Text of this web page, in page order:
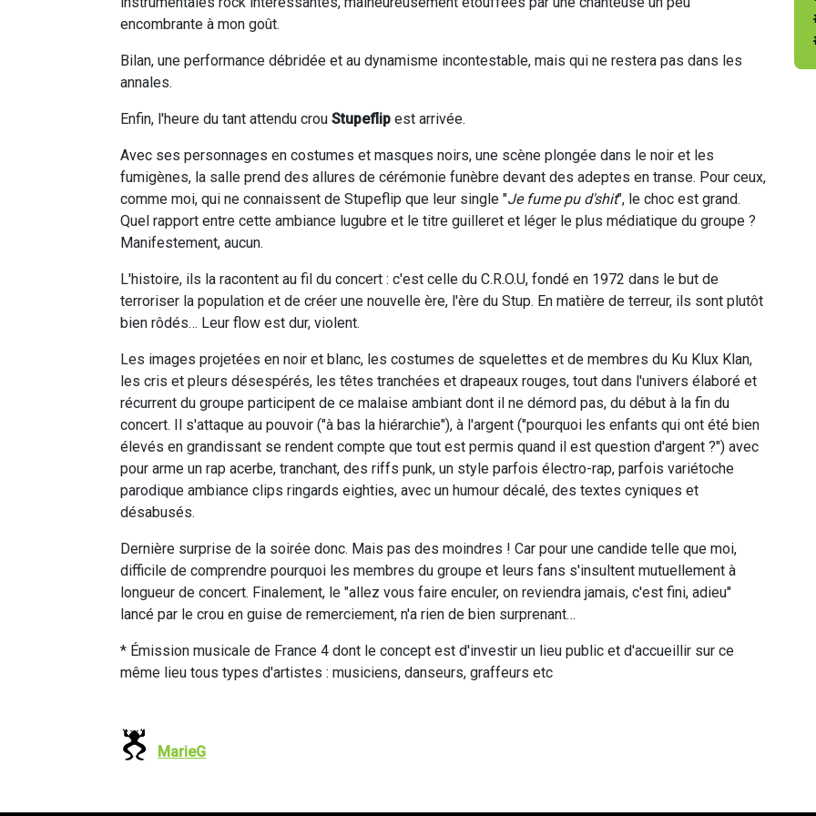
encombrante à mon goût.
Bilan, une performance débridée et au dynamisme incontestable, mais qui ne restera pas dans les
annales.
Enfin, l'heure du tant attendu crou Stupeflip est arrivée.
Avec ses personnages en costumes et masques noirs, une scène plongée dans le noir et les
fumigènes, la salle prend des allures de cérémonie funèbre devant des adeptes en transe. Pour ceux,
comme moi, qui ne connaissent de Stupeflip que leur single "Je fume pu d'shit", le choc est grand.
Quel rapport entre cette ambiance lugubre et le titre guilleret et léger le plus médiatique du groupe ?
Manifestement, aucun.
L'histoire, ils la racontent au fil du concert : c'est celle du C.R.O.U, fondé en 1972 dans le but de
terroriser la population et de créer une nouvelle ère, l'ère du Stup. En matière de terreur, ils sont plutôt
bien rôdés… Leur flow est dur, violent.
Les images projetées en noir et blanc, les costumes de squelettes et de membres du Ku Klux Klan,
les cris et pleurs désespérés, les têtes tranchées et drapeaux rouges, tout dans l'univers élaboré et
récurrent du groupe participent de ce malaise ambiant dont il ne démord pas, du début à la fin du
concert. Il s'attaque au pouvoir ("à bas la hiérarchie"), à l'argent ("pourquoi les enfants qui ont été bien
élevés en grandissant se rendent compte que tout est permis quand il est question d'argent ?") avec
pour arme un rap acerbe, tranchant, des riffs punk, un style parfois électro-rap, parfois variétoche
parodique ambiance clips ringards eighties, avec un humour décalé, des textes cyniques et
désabusés.
Dernière surprise de la soirée donc. Mais pas des moindres ! Car pour une candide telle que moi,
difficile de comprendre pourquoi les membres du groupe et leurs fans s'insultent mutuellement à
longueur de concert. Finalement, le "allez vous faire enculer, on reviendra jamais, c'est fini, adieu"
lancé par le crou en guise de remerciement, n'a rien de bien surprenant…
* Émission musicale de France 4 dont le concept est d'investir un lieu public et d'accueillir sur ce
même lieu tous types d'artistes : musiciens, danseurs, graffeurs etc
MarieG